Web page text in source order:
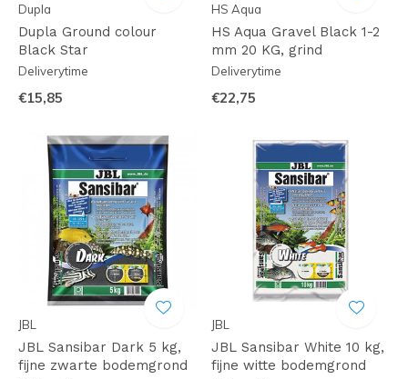
Dupla
Dupla Ground colour
Black Star
Deliverytime
€15,85
HS Aqua
HS Aqua Gravel Black 1-2
mm 20 KG, grind
Deliverytime
€22,75
JBL
JBL Sansibar Dark 5 kg,
fijne zwarte bodemgrond
JBL
JBL Sansibar White 10 kg,
fijne witte bodemgrond